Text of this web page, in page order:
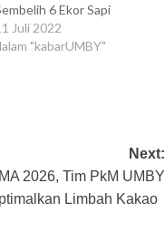
6 Ekor Sapi
Juli 2022
"kabarUMBY"
Next:
2026, Tim PkM UMBY
Limbah Kakao